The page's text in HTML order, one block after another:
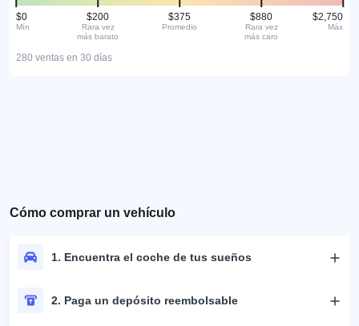
$0
Mín
$200
Rara vez
más barato
$375
Promedio
$880
Rara vez
más caro
$2,750
Máx
280 ventas en 30 días
Cómo comprar un vehículo
1. Encuentra el coche de tus sueños
2. Paga un depósito reembolsable